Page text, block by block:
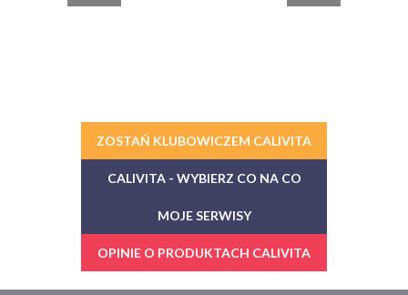
ZOSTAŃ KLUBOWICZEM CALIVITA
CALIVITA - WYBIERZ CO NA CO
MOJE SERWISY
OPINIE O PRODUKTACH CALIVITA